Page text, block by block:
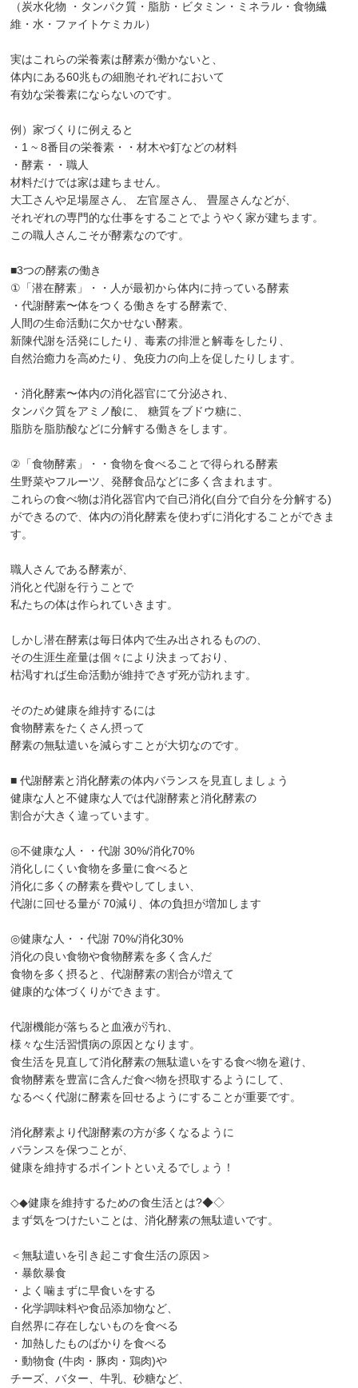
（炭水化物 ・タンパク質・脂肪・ビタミン・ミネラル・食物繊
維・水・ファイトケミカル）
実はこれらの栄養素は酵素が働かないと、
体内にある60兆もの細胞それぞれにおいて
有効な栄養素にならないのです。
例）家づくりに例えると
・1 ~ 8番目の栄養素・・材木や釘などの材料
・酵素・・職人
材料だけでは家は建ちません。
大工さんや足場屋さん、 左官屋さん、 畳屋さんなどが、
それぞれの専門的な仕事をすることでようやく家が建ちます。
この職人さんこそが酵素なのです。
■3つの酵素の働き
①「潜在酵素」・・人が最初から体内に持っている酵素
・代謝酵素〜体をつくる働きをする酵素で、
人間の生命活動に欠かせない酵素。
新陳代謝を活発にしたり、毒素の排泄と解毒をしたり、
自然治癒力を高めたり、免疫力の向上を促したりします。
・消化酵素〜体内の消化器官にて分泌され、
タンパク質をアミノ酸に、 糖質をブドウ糖に、
脂肪を脂肪酸などに分解する働きをします。
②「食物酵素」・・食物を食べることで得られる酵素
生野菜やフルーツ、発酵食品などに多く含まれます。
これらの食べ物は消化器官内で自己消化(自分で自分を分解する)
ができるので、体内の消化酵素を使わずに消化することができま
す。
職人さんである酵素が、
消化と代謝を行うことで
私たちの体は作られていきます。
しかし潜在酵素は毎日体内で生み出されるものの、
その生涯生産量は個々により決まっており、
枯渇すれば生命活動が維持できず死が訪れます。
そのため健康を維持するには
食物酵素をたくさん摂って
酵素の無駄遣いを減らすことが大切なのです。
■ 代謝酵素と消化酵素の体内バランスを見直しましょう
健康な人と不健康な人では代謝酵素と消化酵素の
割合が大きく違っています。
◎不健康な人・・代謝 30%/消化70%
消化しにくい食物を多量に食べると
消化に多くの酵素を費やしてしまい、
代謝に回せる量が 70減り、体の負担が増加します
◎健康な人・・代謝 70%/消化30%
消化の良い食物や食物酵素を多く含んだ
食物を多く摂ると、代謝酵素の割合が増えて
健康的な体づくりができます。
代謝機能が落ちると血液が汚れ、
様々な生活習慣病の原因となります。
食生活を見直して消化酵素の無駄遣いをする食べ物を避け、
食物酵素を豊富に含んだ食べ物を摂取するようにして、
なるべく代謝に酵素を回せるようにすることが重要です。
消化酵素より代謝酵素の方が多くなるように
バランスを保つことが、
健康を維持するポイントといえるでしょう！
◇◆健康を維持するための食生活とは?◆◇
まず気をつけたいことは、消化酵素の無駄遣いです。
＜無駄遣いを引き起こす食生活の原因＞
・暴飲暴食
・よく噛まずに早食いをする
・化学調味料や食品添加物など、
自然界に存在しないものを食べる
・加熱したものばかりを食べる
・動物食 (牛肉・豚肉・鶏肉)や
チーズ、バター、牛乳、砂糖など、